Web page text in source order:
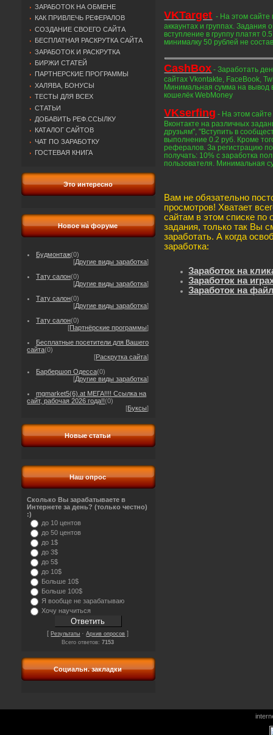
ЗАРАБОТОК НА ОБМЕНЕ
КАК ПРИВЛЕЧЬ РЕФЕРАЛОВ
СОЗДАНИЕ СВОЕГО САЙТА
БЕСПЛАТНАЯ РАСКРУТКА САЙТА
ЗАРАБОТОК И РАСКРУТКА
БИРЖИ СТАТЕЙ
ПАРТНЕРСКИЕ ПРОГРАММЫ
ХАЛЯВА, БОНУСЫ
ТЕСТЫ ДЛЯ ВСЕХ
СТАТЬИ
ДОБАВИТЬ РЕФ.ССЫЛКУ
КАТАЛОГ САЙТОВ
ЧАТ ПО ЗАРАБОТКУ
ГОСТЕВАЯ КНИГА
Это интересно
Новое на форуме
Будмонтаж(0)
[Другие виды заработка]
Тату салон(0)
[Другие виды заработка]
Тату салон(0)
[Другие виды заработка]
Тату салон(0)
[Партнёрские программы]
Бесплатные посетители для Вашего
сайта(0)
[Раскрутка сайта]
Барбершоп Одесса(0)
[Другие виды заработка]
mgmarket5(6).at МЕГА!!!! Ссылка на
сайт, рабочая 2026 года!!(0)
[Буксы]
Новые статьи
Наш опрос
Сколько Вы зарабатываете в
Интернете за день? (только честно)
:)
до 10 центов
до 50 центов
до 1$
до 3$
до 5$
до 10$
Больше 10$
Больше 100$
Я вообще не зарабатываю
Хочу научиться
[Результаты ·Архив опросов ]
Всего ответов:7153
Социальн. закладки
VKTarget - На этом сайте
аккаунтах и группах.
вступление в группу платят
минималку 50 рублей не
CashBox - Заработать
сайтах Vkontakte, FaceBook,
Минимальная сумма на вывод
кошелёк WebMoney
VKserfing - На этом
Вконтакте на различных
друзьям", "Вступить в
выполнение 0.2 руб. Кроме
рефералов. За регистрацию
получать: 10% с заработка
пользователя. Минимальная
Вам не обязательно
просмотров! Хватает
сайтам в этом списке по
задания, только так Вы
заработать. А когда
заработка:
Заработок на
Заработок на
Заработок на